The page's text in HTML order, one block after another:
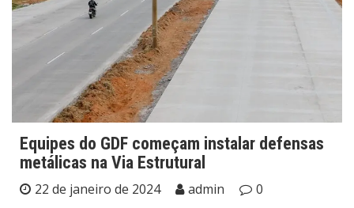
Equipes do GDF começam instalar defensas
metálicas na Via Estrutural
22 de janeiro de 2024 admin
0